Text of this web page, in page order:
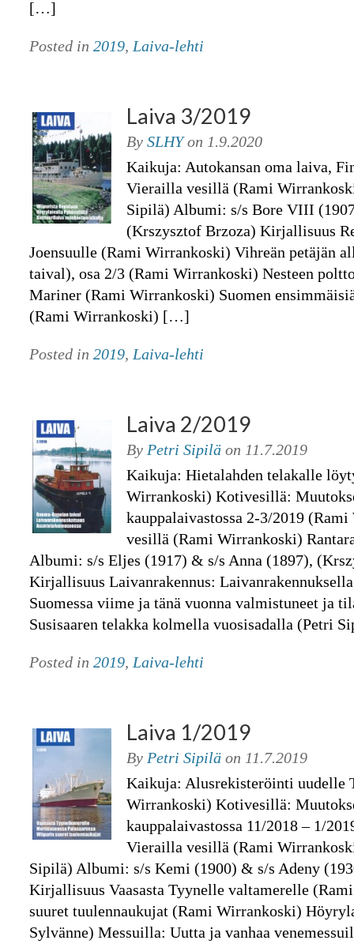
[…]
Posted in 2019, Laiva-lehti
Laiva 3/2019
By SLHYon 1.9.2020
Kaikuja: Autokansan oma laiva,
Vierailla vesillä (Rami
Sipilä) Albumi: s/s Bore VIII
(Krszysztof Brzoza) Kirjallisuus
Joensuulle (Rami Wirrankoski) Vihreän petäjän
taival), osa 2/3 (Rami Wirrankoski) Nesteen
Mariner (Rami Wirrankoski) Suomen
(Rami Wirrankoski) […]
Posted in 2019, Laiva-lehti
Laiva 2/2019
By Petri Sipilä on 11.7.2019
Kaikuja: Hietalahden telakalle
Wirrankoski) Kotivesillä:
kauppalaivastossa 2-3/2019
vesillä (Rami Wirrankoski)
Albumi: s/s Eljes (1917) & s/s Anna (1897),
Kirjallisuus Laivanrakennus:
Suomessa viime ja tänä vuonna valmistuneet ja
Susisaaren telakka kolmella vuosisadalla (Petri
Posted in 2019, Laiva-lehti
Laiva 1/2019
By Petri Sipilä on 11.7.2019
Kaikuja: Alusrekisteröinti uudelle
Wirrankoski) Kotivesillä:
kauppalaivastossa 11/2018 – 1/
Vierailla vesillä (Rami
Sipilä) Albumi: s/s Kemi (1900) & s/s Adeny
Kirjallisuus Vaasasta Tyynelle valtamerelle
suuret tuulennaukujat (Rami Wirrankoski)
Sylvänne) Messuilla: Uutta ja vanhaa